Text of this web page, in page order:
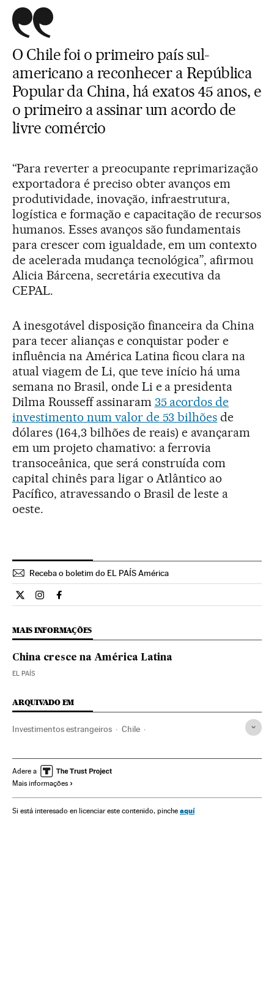
O Chile foi o primeiro país sul-
americano a reconhecer a República
Popular da China, há exatos 45 anos, e
o primeiro a assinar um acordo de
livre comércio
“Para reverter a preocupante reprimarização
exportadora é preciso obter avanços em
produtividade, inovação, infraestrutura,
logística e formação e capacitação de recursos
humanos. Esses avanços são fundamentais
para crescer com igualdade, em um contexto
de acelerada mudança tecnológica”, afirmou
Alicia Bárcena, secretária executiva da
CEPAL.
A inesgotável disposição financeira da China
para tecer alianças e conquistar poder e
influência na América Latina ficou clara na
atual viagem de Li, que teve início há uma
semana no Brasil, onde Li e a presidenta
Dilma Rousseff assinaram 35 acordos de
investimento num valor de 53 bilhões de
dólares (164,3 bilhões de reais) e avançaram
em um projeto chamativo: a ferrovia
transoceânica, que será construída com
capital chinês para ligar o Atlântico ao
Pacífico, atravessando o Brasil de leste a
oeste.
Receba o boletim do EL PAÍS América
Internacional El País Brasil en Twitter
Internacional El País Brasil en Instagram
Internacional El País Brasil en Facebook
MAIS INFORMAÇÕES
China cresce na América Latina
EL PAÍS
ARQUIVADO EM
Investimentos estrangeiros Chile
América do Sul América Latina
Adere a
Mais informações
Si está interesado en licenciar este contenido, pinche aquí